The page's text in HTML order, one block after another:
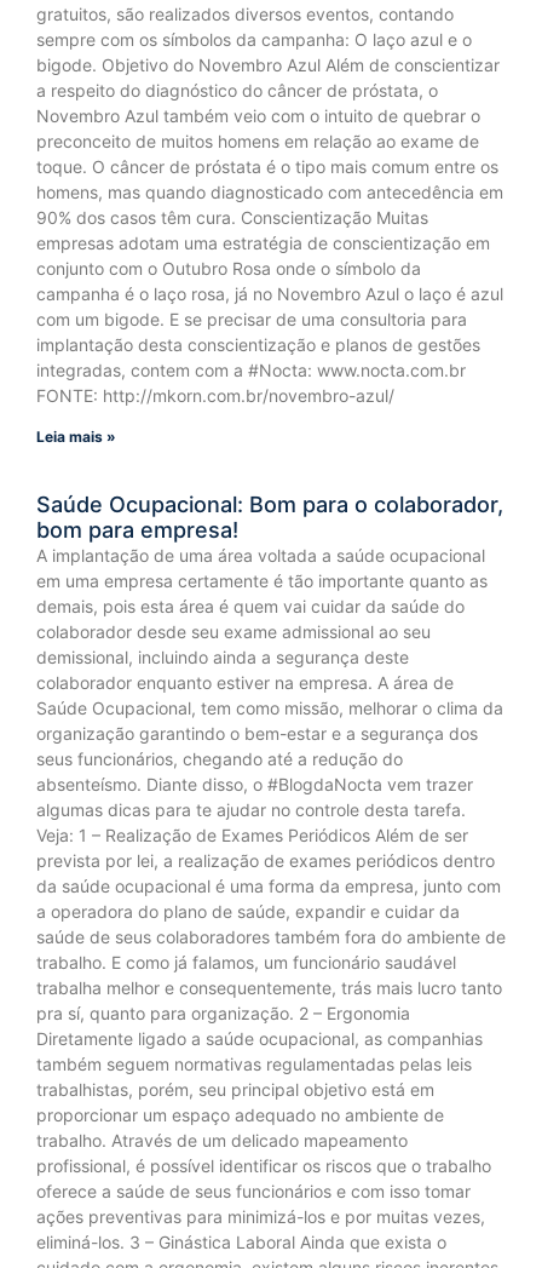
gratuitos, são realizados diversos eventos, contando
sempre com os símbolos da campanha: O laço azul e o
bigode. Objetivo do Novembro Azul Além de conscientizar
a respeito do diagnóstico do câncer de próstata, o
Novembro Azul também veio com o intuito de quebrar o
preconceito de muitos homens em relação ao exame de
toque. O câncer de próstata é o tipo mais comum entre os
homens, mas quando diagnosticado com antecedência em
90% dos casos têm cura. Conscientização Muitas
empresas adotam uma estratégia de conscientização em
conjunto com o Outubro Rosa onde o símbolo da
campanha é o laço rosa, já no Novembro Azul o laço é azul
com um bigode. E se precisar de uma consultoria para
implantação desta conscientização e planos de gestões
integradas, contem com a #Nocta: www.nocta.com.br
FONTE: http://mkorn.com.br/novembro-azul/
Leia mais »
Saúde Ocupacional: Bom para o colaborador,
bom para empresa!
A implantação de uma área voltada a saúde ocupacional
em uma empresa certamente é tão importante quanto as
demais, pois esta área é quem vai cuidar da saúde do
colaborador desde seu exame admissional ao seu
demissional, incluindo ainda a segurança deste
colaborador enquanto estiver na empresa. A área de
Saúde Ocupacional, tem como missão, melhorar o clima da
organização garantindo o bem-estar e a segurança dos
seus funcionários, chegando até a redução do
absenteísmo. Diante disso, o #BlogdaNocta vem trazer
algumas dicas para te ajudar no controle desta tarefa.
Veja: 1 – Realização de Exames Periódicos Além de ser
prevista por lei, a realização de exames periódicos dentro
da saúde ocupacional é uma forma da empresa, junto com
a operadora do plano de saúde, expandir e cuidar da
saúde de seus colaboradores também fora do ambiente de
trabalho. E como já falamos, um funcionário saudável
trabalha melhor e consequentemente, trás mais lucro tanto
pra sí, quanto para organização. 2 – Ergonomia
Diretamente ligado a saúde ocupacional, as companhias
também seguem normativas regulamentadas pelas leis
trabalhistas, porém, seu principal objetivo está em
proporcionar um espaço adequado no ambiente de
trabalho. Através de um delicado mapeamento
profissional, é possível identificar os riscos que o trabalho
oferece a saúde de seus funcionários e com isso tomar
ações preventivas para minimizá-los e por muitas vezes,
eliminá-los. 3 – Ginástica Laboral Ainda que exista o